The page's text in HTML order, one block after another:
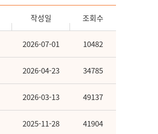
작성일 조회수
2026-07-01 10482
2026-04-23 34785
2026-03-13 49137
2025-11-28 41904